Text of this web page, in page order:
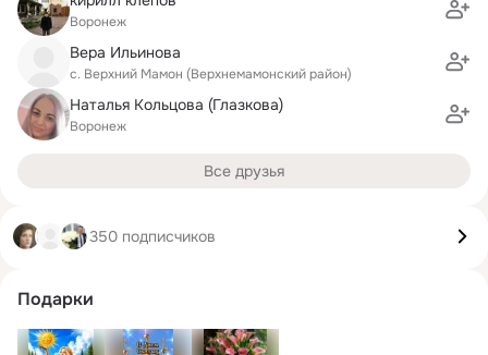
Воронеж
Вера Ильинова
с. Верхний Мамон (Верхнемамонский район)
Наталья Кольцова (Глазкова)
Воронеж
Все друзья
350 подписчиков
Подарки